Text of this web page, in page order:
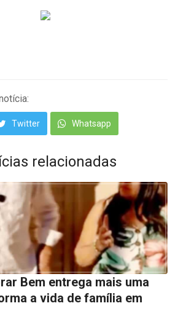
Twitter Whatsapp
relacionadas
Bem entrega mais uma
a vida de família em